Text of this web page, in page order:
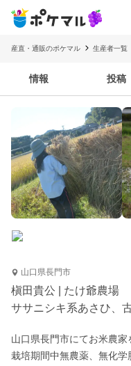
産直・通販のポケマル 生産者一覧
情報 投稿
山口県長門市
槇田貴公 | たけ爺農場
ササニシキ系あさひ、
山口県長門市にてお米農家
栽培期間中無農薬、無化